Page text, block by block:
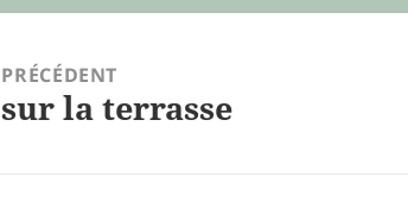
PRÉCÉDENT
Article
sur la terrasse